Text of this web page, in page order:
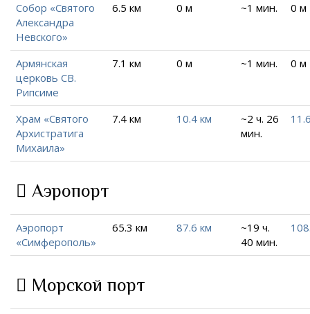
Собор «Святого
Александра
Невского»
6.5 км 0 м ~1 мин. 0 м
Армянская
церковь СВ.
Рипсиме
7.1 км 0 м ~1 мин. 0 м
Храм «Святого
Архистратига
Михаила»
7.4 км 10.4 км
~2 ч. 26
мин.
Аэропорт
Аэропорт
«Симферополь»
65.3 км 87.6 км
~19 ч.
40 мин.
Морской порт